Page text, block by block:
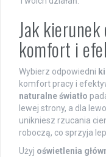
Jak
komfort i
Wybierz odpowiedni
komfort pracy i
naturalne światło
lewej strony, a dla
unikniesz rzucania
roboczą, co sprzyja
Użyj oświetlenia